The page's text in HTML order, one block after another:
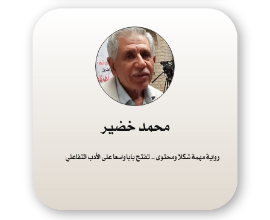
محمد خضير
رواية مهمة شكلا ومحتوى .. تفتح بابا واسعا على الأدب التفاعلي